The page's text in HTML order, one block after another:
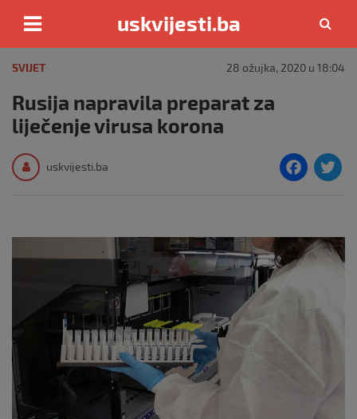
content
uskvijesti.ba
SVIJET 28 ožujka, 2020 u 18:04
Rusija napravila preparat za
liječenje virusa korona
uskvijesti.ba
F
e
b
o